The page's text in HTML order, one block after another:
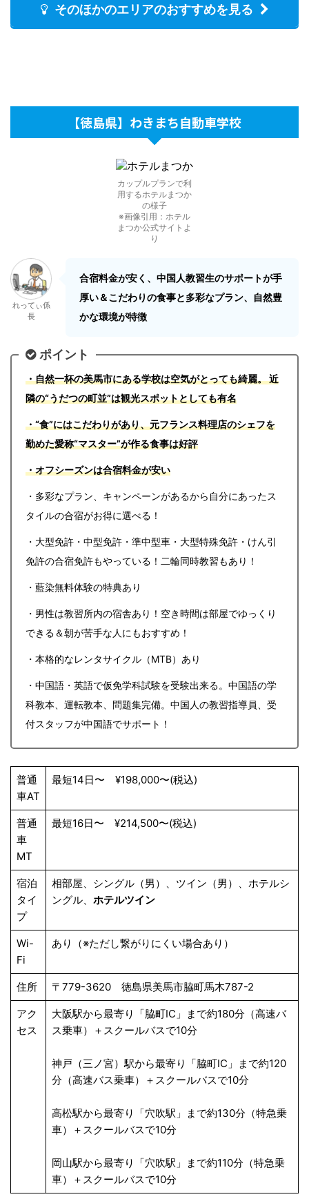
そのほかのエリアのおすすめを見る
【徳島県】わきまち自動車学校
カップルプランで利
用するホテルまつか
の様子
※画像引用：ホテル
まつか公式サイトよ
り
れってぃ係
長
合宿料金が安く、中国人教習生のサポートが手
厚い＆こだわりの食事と多彩なプラン、自然豊
かな環境が特徴
ポイント
・自然一杯の美馬市にある学校は空気がとっても綺麗。 近
隣の“うだつの町並”は観光スポットとしても有名
・“食”にはこだわりがあり、元フランス料理店のシェフを
勤めた愛称“マスター”が作る食事は好評
・オフシーズンは合宿料金が安い
・多彩なプラン、キャンペーンがあるから自分にあったス
タイルの合宿がお得に選べる！
・大型免許・中型免許・準中型車・大型特殊免許・けん引
免許の合宿免許もやっている！二輪同時教習もあり！
・藍染無料体験の特典あり
・男性は教習所内の宿舎あり！空き時間は部屋でゆっくり
できる＆朝が苦手な人にもおすすめ！
・本格的なレンタサイクル（MTB）あり
・中国語・英語で仮免学科試験を受験出来る。中国語の学
科教本、運転教本、問題集完備。中国人の教習指導員、受
付スタッフが中国語でサポート！
普通
車AT
最短14日〜 ¥198,000〜(税込)
普通
車
MT
最短16日〜 ¥214,500〜(税込)
宿泊
タイ
プ
相部屋、シングル（男）、ツイン（男）、ホテルシ
ングル、 ホテルツイン
Wi-
Fi
あり（※ただし繋がりにくい場合あり）
住所 〒779-3620 徳島県美馬市脇町馬木787-2
アク
セス
大阪駅から最寄り「脇町IC」まで約180分（高速バ
ス乗車）＋スクールバスで10分
神戸（三ノ宮）駅から最寄り「脇町IC」まで約120
分（高速バス乗車）＋スクールバスで10分
高松駅から最寄り「穴吹駅」まで約130分（特急乗
車）＋スクールバスで10分
岡山駅から最寄り「穴吹駅」まで約110分（特急乗
車）＋スクールバスで10分